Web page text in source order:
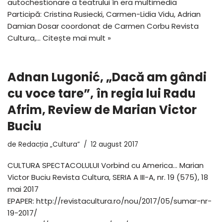
autochestionare a teatrului în era multimedia
Participă: Cristina Rusiecki, Carmen-Lidia Vidu, Adrian
Damian Dosar coordonat de Carmen Corbu Revista
Cultura,… Citește mai mult »
Adnan Lugonić, „Dacă am gândi
cu voce tare”, în regia lui Radu
Afrim, Review de Marian Victor
Buciu
de Redacția „Cultura” 12 august 2017
CULTURA SPECTACOLULUI Vorbind cu America… Marian
Victor Buciu Revista Cultura, SERIA A III-A, nr. 19 (575), 18
mai 2017
EPAPER: http://revistacultura.ro/nou/2017/05/sumar-nr-
19-2017/